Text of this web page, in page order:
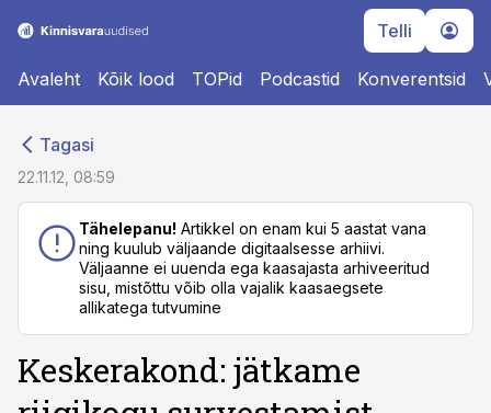
Telli
Avaleht Kõik lood TOPid Podcastid Konverentsid
Tagasi
22.11.12, 08:59
Tähelepanu! Artikkel on enam kui 5 aastat vana
ning kuulub väljaande digitaalsesse arhiivi.
Väljaanne ei uuenda ega kaasajasta arhiveeritud
sisu, mistõttu võib olla vajalik kaasaegsete
allikatega tutvumine
Keskerakond: jätkame